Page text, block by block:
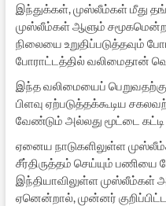
இந்துக்கள், முஸ்லீம்கள் மீது
முஸ்லீம்கள் ஆளும் சமூகமென்ற
நிலையை உறுதிப்படுத்தவும்
போராட்டத்தில் வலிமைதான்
இந்த வலிமையைப்
பிளவு ஏற்படுத்தக்கூடிய
வேண்டும் அல்லது மூட்டை
ஏனைய நாடுகளிலுள்ள
சீர்திருத்தம் செய்யும் பணியை
இந்தியாவிலுள்ள முஸ்லீம்கள்
ஏனென்றால், முன்னர்